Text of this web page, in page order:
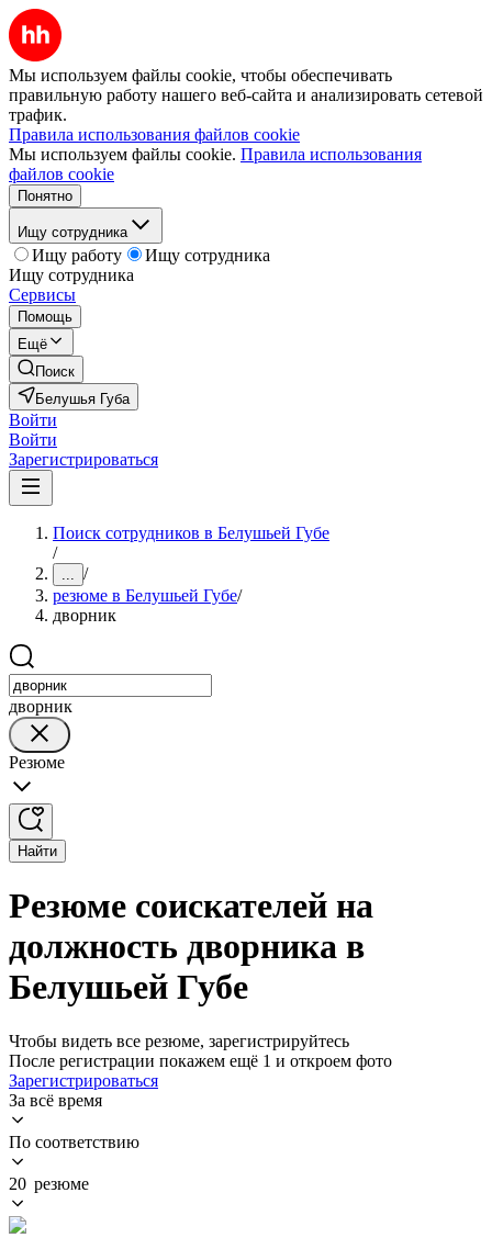
Мы используем файлы cookie, чтобы обеспечивать
правильную работу нашего веб-сайта и анализировать сетевой
трафик.
Правила использования файлов cookie
Мы используем файлы cookie. Правила использования
файлов cookie
Понятно
Ищу сотрудника
Ищу работу
Ищу сотрудника
Ищу сотрудника
Сервисы
Помощь
Ещё
Поиск
Белушья Губа
Войти
Войти
Зарегистрироваться
Поиск сотрудников в Белушьей Губе
/
... /
резюме в Белушьей Губе/
дворник
дворник
Резюме
Найти
Резюме соискателей на
должность дворника в
Белушьей Губе
Чтобы видеть все резюме, зарегистрируйтесь
После регистрации покажем ещё 1 и откроем фото
Зарегистрироваться
За всё время
По соответствию
20 резюме